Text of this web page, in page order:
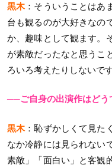
黒木：そういうことはあ
台も観るのが大好きなの
か、趣味として観ます。
が素敵だったなと思うこ
ろいろ考えたりしないです
──ご自身の出演作はどう
黒木：恥ずかしくて見た
なか冷静には見られない
素敵」「面白い」と客観